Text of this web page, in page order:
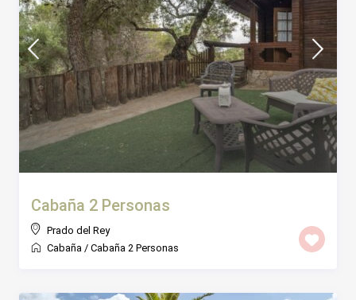
Cabaña 2 Personas
Prado del Rey
Cabaña / Cabaña 2 Personas